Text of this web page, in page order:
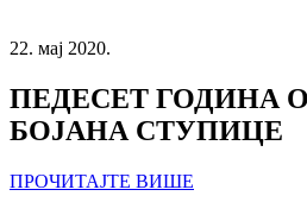
22. мај 2020.
ПЕДЕСЕТ ГОДИНА
БОЈАНА СТУПИЦЕ
ПРОЧИТАЈТЕ ВИШЕ